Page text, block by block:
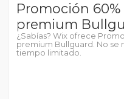
Promoción
premium
¿Sabías? Wix ofrece
premium Bullguard. No
tiempo limitado.